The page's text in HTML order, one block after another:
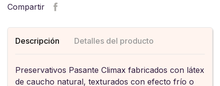
Compartir
Descripción Detalles del producto
Preservativos Pasante Climax fabricados con látex
de caucho natural, texturados con efecto frío o